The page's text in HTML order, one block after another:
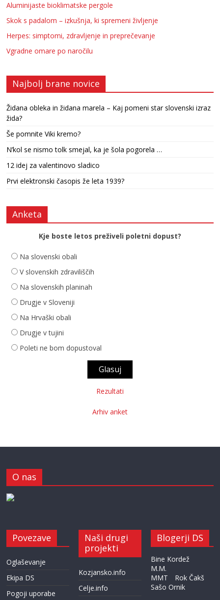
Aluminijaste bioklimatske pergole
Skok s padalom – izkušnja, ki spremeni življenje
Herpes: simptomi, zdravljenje in preprečevanje
Vgradne omare po naročilu
Najbolj brane novice
Židana obleka in židana marela – Kaj pomeni star slovenski izraz
žida?
Še pomnite Viki kremo?
N’kol se nismo tolk smejal, ka je šola pogorela …
12 idej za valentinovo sladico
Prvi elektronski časopis že leta 1939?
Anketa
Kje boste letos preživeli poletni dopust?
Na slovenski obali
V slovenskih zdraviliščih
Na slovenskih planinah
Drugje v Sloveniji
Na Hrvaški obali
Drugje v tujini
Poleti ne bom dopustoval
Rezultati
Arhiv anket
O nas
Povezave
Oglaševanje
Ekipa DS
Pogoji uporabe
Naši drugi
projekti
Kozjansko.info
Celje.info
Blogerji DS
Bine Kordež
M.M.
MMT
Rok Čakš
Sašo Ornik